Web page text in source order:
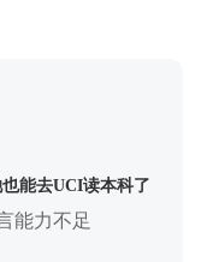
能去UCI读本科了
能力不足